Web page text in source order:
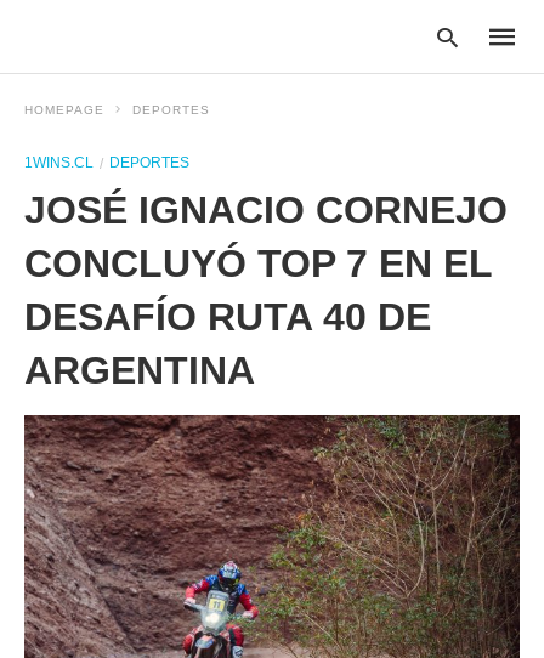
your
search
and
HOMEPAGE DEPORTES
1WINS.CL DEPORTES
JOSÉ IGNACIO CORNEJO
CONCLUYÓ TOP 7 EN EL
DESAFÍO RUTA 40 DE
ARGENTINA